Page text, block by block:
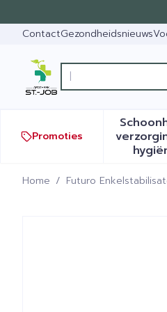
ContactGezondheidsnieuws
Product, merk,
Op zoek naa
Promoties
Home / Futuro
Futuro